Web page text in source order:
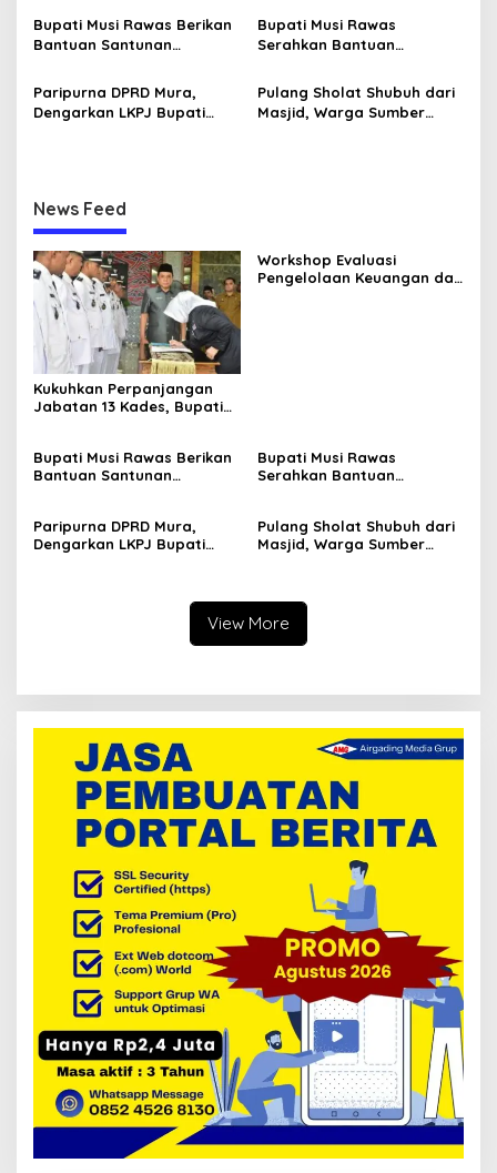
Terus Tingkatkan
Pelayanan Masyarakat
Bupati Musi Rawas Berikan
Bantuan Santunan
Bupati Musi Rawas
Serahkan Bantuan
Paripurna DPRD Mura,
Dengarkan LKPJ Bupati
Pulang Sholat Shubuh dari
Masjid, Warga Sumber
News Feed
Kukuhkan Perpanjangan
Jabatan 13 Kades, Bupati
Pelayanan Masyarakat
Workshop Evaluasi
Pengelolaan Keuangan dan
Bupati Musi Rawas Berikan
Bantuan Santunan
Bupati Musi Rawas
Serahkan Bantuan
Paripurna DPRD Mura,
Dengarkan LKPJ Bupati
Pulang Sholat Shubuh dari
Masjid, Warga Sumber
View More